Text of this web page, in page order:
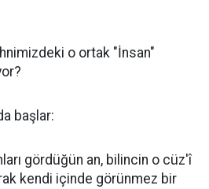
o ortak "İnsan"
başlar:
gördüğün an, bilincin o cüz'î
kendi içinde görünmez bir